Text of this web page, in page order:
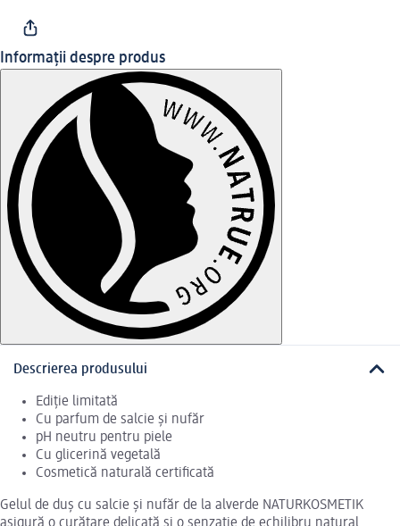
Informații despre produs
Descrierea produsului
Ediție limitată
Cu parfum de salcie și nufăr
pH neutru pentru piele
Cu glicerină vegetală
Cosmetică naturală certificată
Gelul de duș cu salcie și nufăr de la alverde NATURKOSMETIK
asigură o curățare delicată și o senzație de echilibru natural.